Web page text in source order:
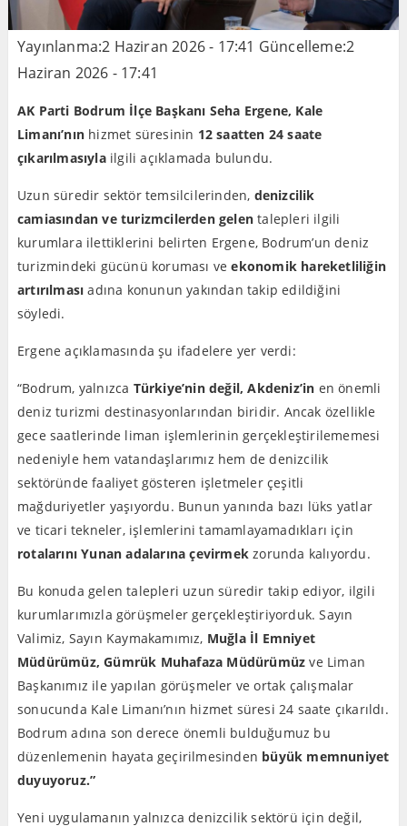
Yayınlanma:2 Haziran 2026 - 17:41 Güncelleme:2
Haziran 2026 - 17:41
AK Parti Bodrum İlçe Başkanı Seha Ergene, Kale
Limanı’nın hizmet süresinin 12 saatten 24 saate
çıkarılmasıylailgili açıklamada bulundu.
Uzun süredir sektör temsilcilerinden, denizcilik
camiasından ve turizmcilerden gelen talepleri ilgili
kurumlara ilettiklerini belirten Ergene, Bodrum’un deniz
turizmindeki gücünü koruması veekonomik hareketliliğin
artırılması adına konunun yakından takip edildiğini
söyledi.
Ergene açıklamasında şu ifadelere yer verdi:
“Bodrum, yalnızca Türkiye’nin değil, Akdeniz’in en önemli
deniz turizmi destinasyonlarından biridir. Ancak özellikle
gece saatlerinde liman işlemlerinin gerçekleştirilememesi
nedeniyle hem vatandaşlarımız hem de denizcilik
sektöründe faaliyet gösteren işletmeler çeşitli
mağduriyetler yaşıyordu. Bunun yanında bazı lüks yatlar
ve ticari tekneler, işlemlerini tamamlayamadıkları için
rotalarını Yunan adalarına çevirmek zorunda kalıyordu.
Bu konuda gelen talepleri uzun süredir takip ediyor, ilgili
kurumlarımızla görüşmeler gerçekleştiriyorduk. Sayın
Valimiz, Sayın Kaymakamımız, Muğla İl Emniyet
Müdürümüz, Gümrük Muhafaza Müdürümüz ve Liman
Başkanımız ile yapılan görüşmeler ve ortak çalışmalar
sonucunda Kale Limanı’nın hizmet süresi 24 saate çıkarıldı.
Bodrum adına son derece önemli bulduğumuz bu
düzenlemenin hayata geçirilmesinden büyük memnuniyet
duyuyoruz.”
Yeni uygulamanın yalnızca denizcilik sektörü için değil,